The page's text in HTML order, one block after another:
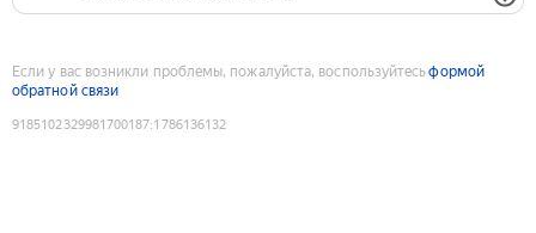
Если у вас возникли проблемы, пожалуйста, воспользуйтесьформой
обратной связи
9185102329981700187:1786136132